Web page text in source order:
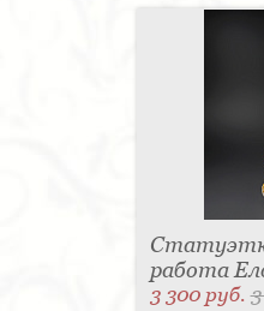
работа
3 300 руб.